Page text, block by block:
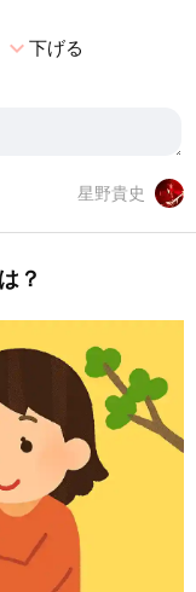
expand_more下げる
星野貴史
？